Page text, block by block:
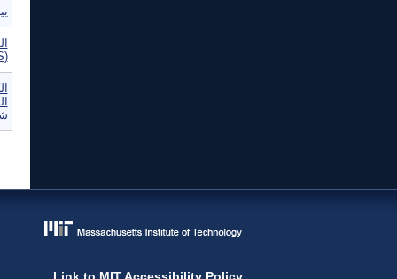
(WSIS) -- خطة عمل جنيف
Link to MIT Accessibility Policy